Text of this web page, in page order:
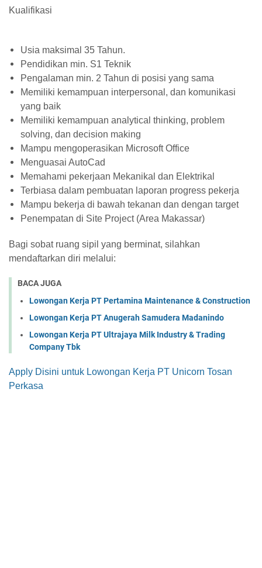
Kualifikasi
Usia maksimal 35 Tahun.
Pendidikan min. S1 Teknik
Pengalaman min. 2 Tahun di posisi yang sama
Memiliki kemampuan interpersonal, dan komunikasi
yang baik
Memiliki kemampuan analytical thinking, problem
solving, dan decision making
Mampu mengoperasikan Microsoft Office
Menguasai AutoCad
Memahami pekerjaan Mekanikal dan Elektrikal
Terbiasa dalam pembuatan laporan progress pekerja
Mampu bekerja di bawah tekanan dan dengan target
Penempatan di Site Project (Area Makassar)
Bagi sobat ruang sipil yang berminat, silahkan
mendaftarkan diri melalui:
BACA JUGA
Lowongan Kerja PT Pertamina Maintenance & Construction
Lowongan Kerja PT Anugerah Samudera Madanindo
Lowongan Kerja PT Ultrajaya Milk Industry & Trading
Company Tbk
Apply Disini untuk Lowongan Kerja PT Unicorn Tosan
Perkasa